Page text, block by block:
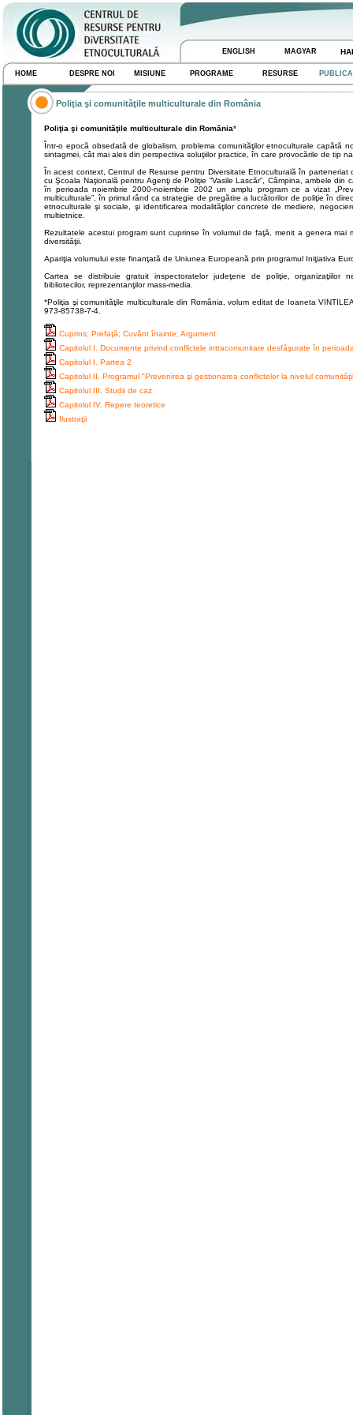
ENGLISH MAGYAR
HOME DESPRE NOI MISIUNE PROGRAME RESURSE
Poliţia şi comunităţile multiculturale din România
Poliţia şi comunităţile multiculturale din România*
Într-o epocă obsedată de globalism, problema comunităţilor etnoculturale capătă
sintagmei, cât mai ales din perspectiva soluţiilor practice, în care provocările de tip
În acest context, Centrul de Resurse pentru Diversitate Etnoculturală în
cu Şcoala Naţională pentru Agenţi de Poliţie “Vasile Lascăr”, Câmpina, ambele
în perioada noiembrie 2000-noiembrie 2002 un amplu program ce a vizat
multiculturale”, în primul rând ca strategie de pregătire a lucrătorilor de poliţie în
etnoculturale şi sociale, şi identificarea modalităţilor concrete de mediere,
multietnice.
Rezultatele acestui program sunt cuprinse în volumul de faţă, menit a genera mai
diversităţii.
Apariţia volumului este finanţată de Uniunea Europeană prin programul Iniţiativa
Cartea se distribuie gratuit inspectoratelor judeţene de poliţie, organizaţiilor
bibliotecilor, reprezentanţilor mass-media.
*Poliţia şi comunităţile multiculturale din România, volum editat de Ioaneta
973-85738-7-4.
Cuprins; Prefaţă; Cuvânt înainte; Argument
Capitolul I. Documente privind conflictele intracomunitare desfăşurate în
Capitolul I. Partea 2
Capitolul II. Programul "Prevenirea şi gestionarea conflictelor la nivelul
Capitolul III. Studii de caz
Capitolul IV. Repere teoretice
Ilustraţii